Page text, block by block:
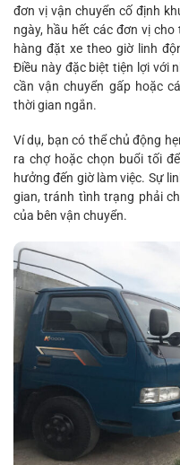
đơn vị vận chuyển cố định
ngày, hầu hết các đơn vị
hàng đặt xe theo giờ linh
Điều này đặc biệt tiện lợi với
cần vận chuyển gấp hoặc
thời gian ngắn.
Ví dụ, bạn có thể chủ động
ra chợ hoặc chọn buổi tối
hưởng đến giờ làm việc. Sự
gian, tránh tình trạng phải
của bên vận chuyển.